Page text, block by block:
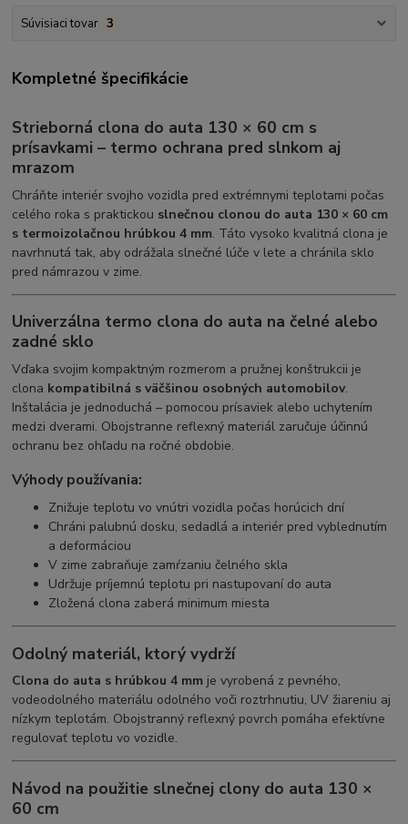
Súvisiaci tovar 3
Kompletné špecifikácie
Strieborná clona do auta 130 × 60 cm s
prísavkami – termo ochrana pred slnkom aj
mrazom
Chráňte interiér svojho vozidla pred extrémnymi teplotami počas
celého roka s praktickou slnečnou clonou do auta 130 × 60 cm
s termoizolačnou hrúbkou 4 mm. Táto vysoko kvalitná clona je
navrhnutá tak, aby odrážala slnečné lúče v lete a chránila sklo
pred námrazou v zime.
Univerzálna termo clona do auta na čelné alebo
zadné sklo
Vďaka svojim kompaktným rozmerom a pružnej konštrukcii je
clona kompatibilná s väčšinou osobných automobilov.
Inštalácia je jednoduchá – pomocou prísaviek alebo uchytením
medzi dverami. Obojstranne reflexný materiál zaručuje účinnú
ochranu bez ohľadu na ročné obdobie.
Výhody používania:
Znižuje teplotu vo vnútri vozidla počas horúcich dní
Chráni palubnú dosku, sedadlá a interiér pred vyblednutím
a deformáciou
V zime zabraňuje zamŕzaniu čelného skla
Udržuje príjemnú teplotu pri nastupovaní do auta
Zložená clona zaberá minimum miesta
Odolný materiál, ktorý vydrží
Clona do auta s hrúbkou 4 mm je vyrobená z pevného,
vodeodolného materiálu odolného voči roztrhnutiu, UV žiareniu aj
nízkym teplotám. Obojstranný reflexný povrch pomáha efektívne
regulovať teplotu vo vozidle.
Návod na použitie slnečnej clony do auta 130 ×
60 cm